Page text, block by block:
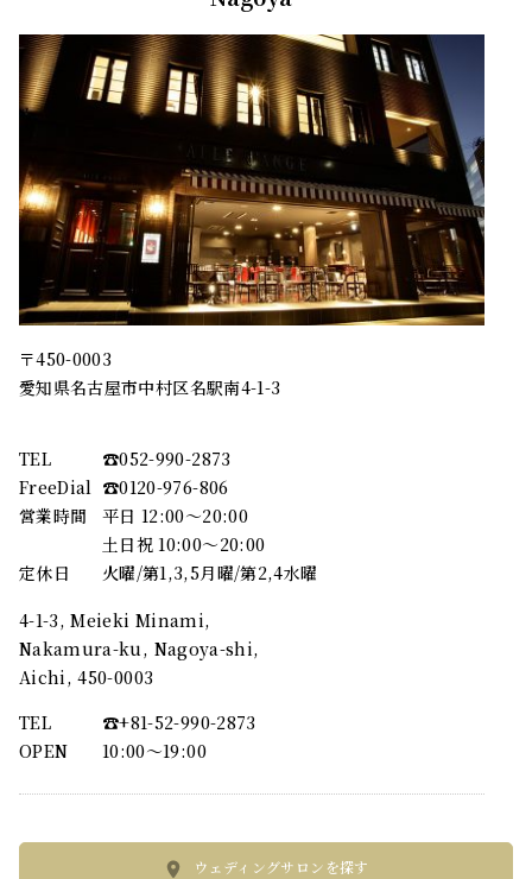
〒450-0003
愛知県名古屋市中村区名駅南4-1-3
TEL
☎︎052-990-2873
FreeDial ☎︎0120-976-806
営業時間
平日 12:00～20:00
土日祝 10:00～20:00
定休日
火曜/第1,3,5月曜/第2,4水曜
4-1-3, Meieki Minami,
Nakamura-ku, Nagoya-shi,
Aichi, 450-0003
TEL
☎︎+81-52-990-2873
OPEN
10:00〜19:00
ウェディングサロンを探す